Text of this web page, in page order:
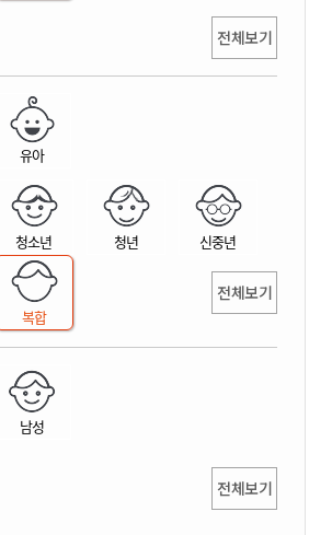
전체보기
유아
청소년 청년 신중년
복합
전체보기
남성
전체보기